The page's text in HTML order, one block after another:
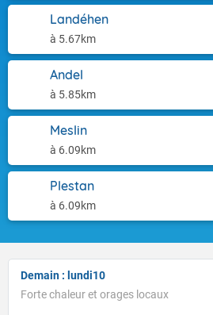
Landéhen
à 5.67km
Andel
à 5.85km
Meslin
à 6.09km
Plestan
à 6.09km
Demain : lundi10
Forte chaleur et orages locaux